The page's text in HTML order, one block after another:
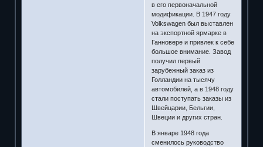
в его первоначальной
модификации. В 1947 году
Volkswagen был выставлен
на экспортной ярмарке в
Ганновере и привлек к себе
большое внимание. Завод
получил первый
зарубежный заказ из
Голландии на тысячу
автомобилей, а в 1948 году
стали поступать заказы из
Швейцарии, Бельгии,
Швеции и других стран.
В январе 1948 года
сменилось руководство